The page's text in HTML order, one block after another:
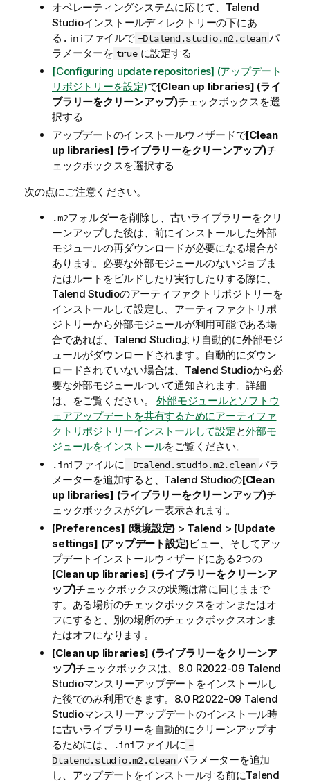
オペレーティングシステムに応じて、 Talend
Studioインストールディレクトリーの下にあ
る .iniファイルで -Dtalend.studio.m2.clean パ
ラメーターを true に設定する
[Configuring update repositories] (アップデート
リポジトリーを設定)で[Clean up libraries] (ライ
ブラリーをクリーンアップ)チェックボックスを選
択する
アップデートのインストールウィザードで[Clean
up libraries] (ライブラリーをクリーンアップ)チ
ェックボックスを選択する
次の点にご注意ください。
.m2フォルダーを削除し、古いライブラリーをクリ
ーンアップした後は、前にインストールした外部
モジュールの再ダウンロードが必要になる場合が
あります。必要な外部モジュールのないジョブま
たはルートをビルドしたり実行したりする際に、
Talend Studioのアーティファクトリポジトリーを
インストールして設定し、アーティファクトリポ
ジトリーから外部モジュールが利用可能である場
合であれば、 Talend Studioより自動的に外部モジ
ュールがダウンロードされます。自動的にダウン
ロードされていない場合は、 Talend Studioから必
要な外部モジュールついて通知されます。詳細
は、をご覧ください。外部モジュールとソフトウ
ェアアップデートを共有するためにアーティファ
クトリポジトリーインストールして設定と外部モ
ジュールをインストールをご覧ください。
.iniファイルに -Dtalend.studio.m2.clean パラ
メーターを追加すると、 Talend Studioの[Clean
up libraries] (ライブラリーをクリーンアップ)チ
ェックボックスがグレー表示されます。
[Preferences] (環境設定) > Talend > [Update
settings] (アップデート設定)ビュー、そしてアッ
プデートインストールウィザードにある2つの
[Clean up libraries] (ライブラリーをクリーンア
ップ)チェックボックスの状態は常に同じままで
す。ある場所のチェックボックスをオンまたはオ
フにすると、別の場所のチェックボックスオンま
たはオフになります。
[Clean up libraries] (ライブラリーをクリーンア
ップ)チェックボックスは、8.0 R2022-09 Talend
Studioマンスリーアップデートをインストールし
た後でのみ利用できます。8.0 R2022-09 Talend
Studioマンスリーアップデートのインストール時
に古いライブラリーを自動的にクリーンアップす
るためには、
.iniファイルに -
Dtalend.studio.m2.clean パラメーターを追加
し、アップデートをインストールする前にTalend